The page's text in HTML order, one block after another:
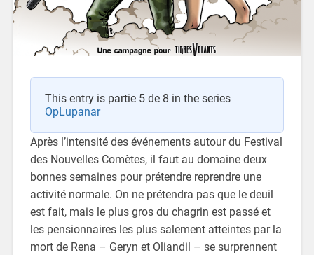
This entry is partie 5 de 8 in the series
OpLupanar
Après l’intensité des événements autour du Festival
des Nouvelles Comètes, il faut au domaine deux
bonnes semaines pour prétendre reprendre une
activité normale. On ne prétendra pas que le deuil
est fait, mais le plus gros du chagrin est passé et
les pensionnaires les plus salement atteintes par la
mort de Rena – Geryn et Oliandil – se surprennent